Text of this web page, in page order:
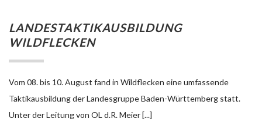
LANDESTAKTIKAUSBILDUNG
WILDFLECKEN
Vom 08. bis 10. August fand in Wildflecken eine umfassende
Taktikausbildung der Landesgruppe Baden-Württemberg statt.
Unter der Leitung von OL d.R. Meier [...]